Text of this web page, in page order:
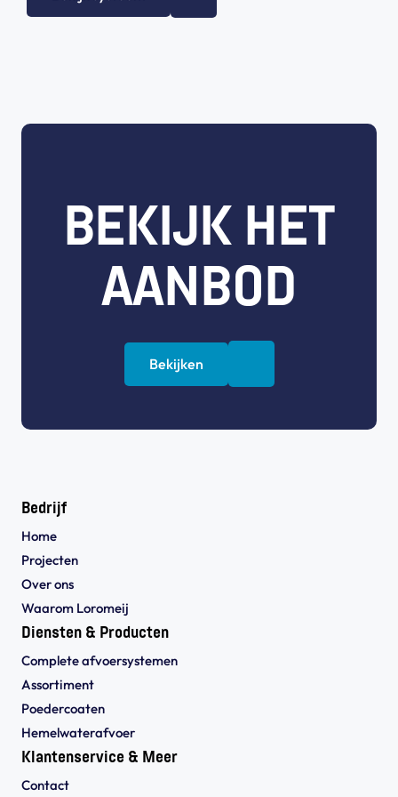
BEKIJK HET
AANBOD
Bekijken
Bedrijf
Home
Projecten
Over ons
Waarom Loromeij
Diensten & Producten
Complete afvoersystemen
Assortiment
Poedercoaten
Hemelwaterafvoer
Klantenservice & Meer
Contact